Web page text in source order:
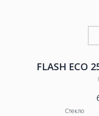
FLASH ECO
Стекло